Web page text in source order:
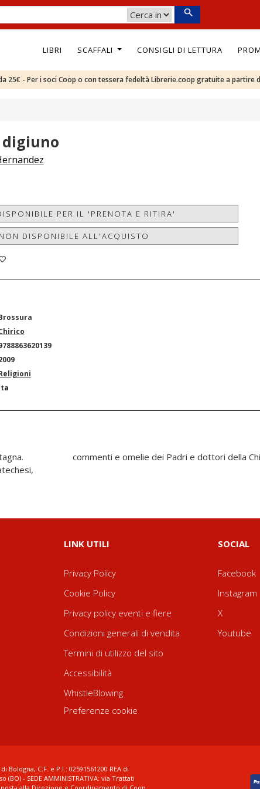
LIBRI SCAFFALI CONSIGLI DI LETTURA
25€ - Per i soci Coop o con tessera fedeltà Librerie.coop gratuite a partire
digiuno
PER IL 'PRENOTA E RITIRA'
NON DISPONIBILE ALL'ACQUISTO
commenti e omelie dei Padri e dottori della
LINK UTILI
Privacy Policy
Cookie Policy
Privacy policy eventi e fiere
Condizioni generali di vendita
Termini di utilizzo del sito
Accessibilità
WhistleBlowing
Preferenze cookie
SOCIAL
Facebook
Instagram
X
Youtube
Bologna, C.F. e P.I.: 02591561200 REA di
(BO) - SEDE AMMINISTRATIVA: via Trattati